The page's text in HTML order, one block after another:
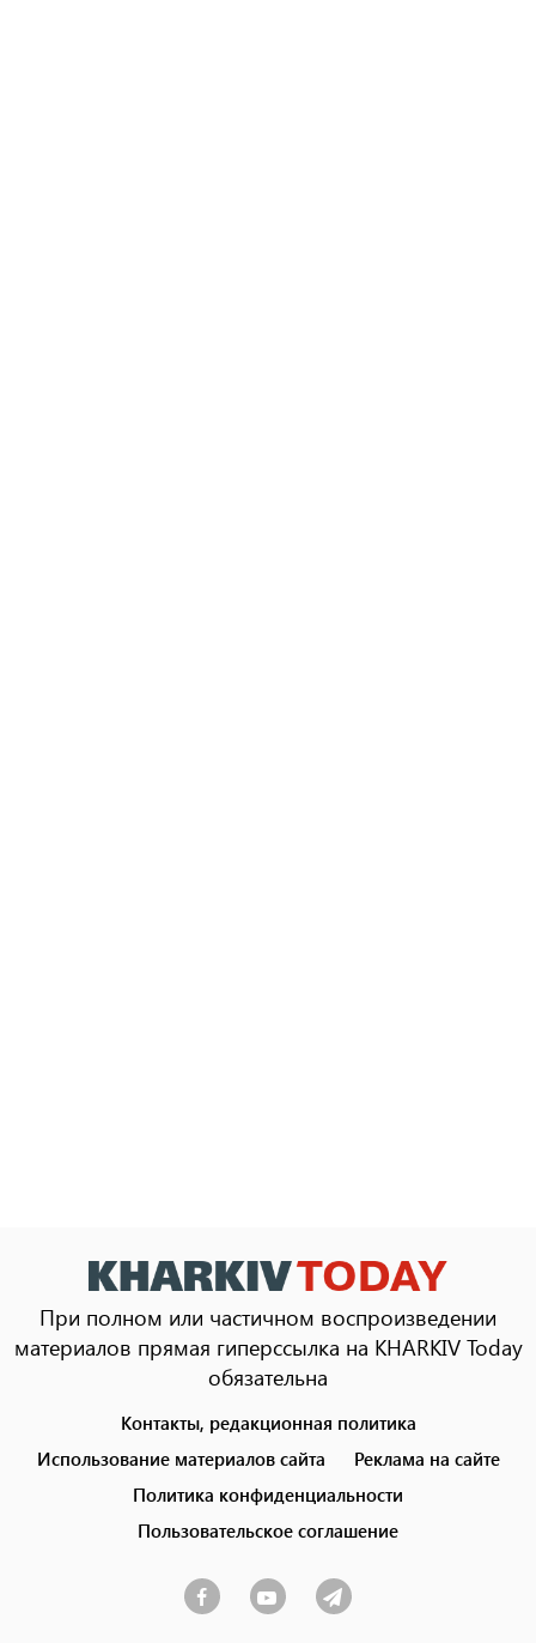
При полном или частичном воспроизведении
материалов прямая гиперссылка на KHARKIV Today
обязательна
menu
Контакты, редакционная политика
Использование материалов сайта
Реклама на сайте
Политика конфиденциальности
Пользовательское соглашение